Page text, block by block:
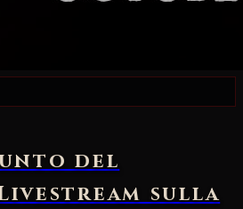
del
sulla